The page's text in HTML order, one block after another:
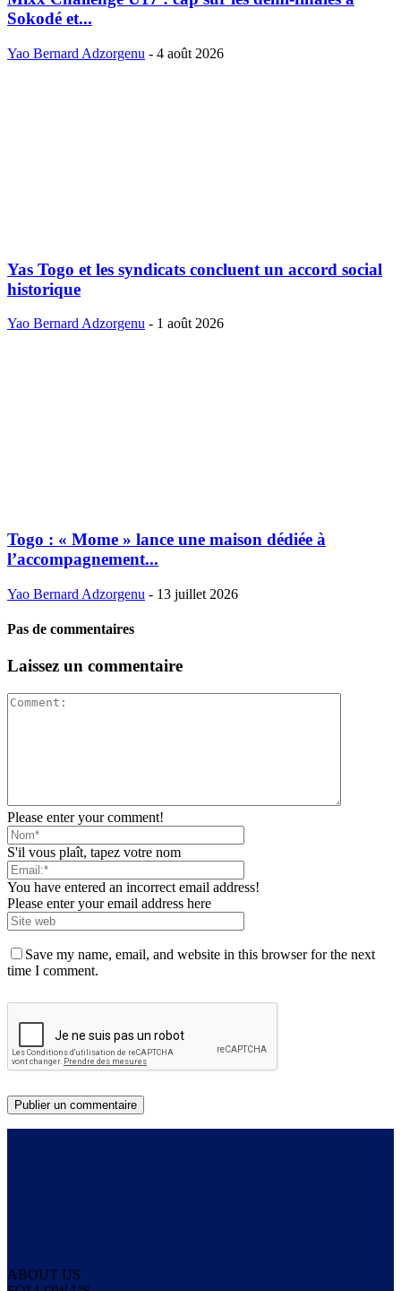
Sokodé et...
Yao Bernard Adzorgenu - 4 août 2026
Yas Togo et les syndicats concluent un accord social
historique
Yao Bernard Adzorgenu - 1 août 2026
Togo : « Mome » lance une maison dédiée à
l’accompagnement...
Yao Bernard Adzorgenu - 13 juillet 2026
Pas de commentaires
Laissez un commentaire
Please enter your comment!
S'il vous plaît, tapez votre nom
You have entered an incorrect email address!
Please enter your email address here
Save my name, email, and website in this browser for the next
time I comment.
ABOUT US